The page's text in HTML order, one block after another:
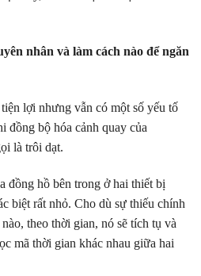
nhân và làm cách nào để ngăn
lợi nhưng vẫn có một số yếu tố
đồng bộ hóa cảnh quay của
là trôi dạt.
đồng hồ bên trong ở hai thiết bị
biệt rất nhỏ. Cho dù sự thiếu chính
theo thời gian, nó sẽ tích tụ và
mã thời gian khác nhau giữa hai